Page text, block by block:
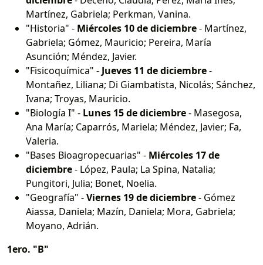
Martínez, Gabriela; Perkman, Vanina.
"Historia" - Miércoles 10 de diciembre- Martínez,
Gabriela; Gómez, Mauricio; Pereira, María
Asunción; Méndez, Javier.
"Fisicoquímica" - Jueves 11 de diciembre-
Montañez, Liliana; Di Giambatista, Nicolás; Sánchez,
Ivana; Troyas, Mauricio.
"Biología I" - Lunes 15 de diciembre- Masegosa,
Ana María; Caparrós, Mariela; Méndez, Javier; Fa,
Valeria.
"Bases Bioagropecuarias" - Miércoles 17 de
diciembre- López, Paula; La Spina, Natalia;
Pungitori, Julia; Bonet, Noelia.
"Geografía" -Viernes 19 de diciembre- Gómez
Aiassa, Daniela; Mazín, Daniela; Mora, Gabriela;
Moyano, Adrián.
1ero. "B"